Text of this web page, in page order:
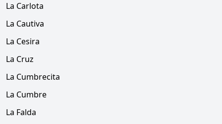
La Carlota
La Cautiva
La Cesira
La Cruz
La Cumbrecita
La Cumbre
La Falda